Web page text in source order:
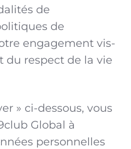
de
de
engagement vis-
du respect de la vie
» ci-dessous, vous
Global à
personnelles